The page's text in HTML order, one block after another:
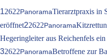
12622PanoramaTierarztpraxis in
eröffnet22622Panorama
Hegeringleiter aus Reichenfels
32622PanoramaBetroffene zur